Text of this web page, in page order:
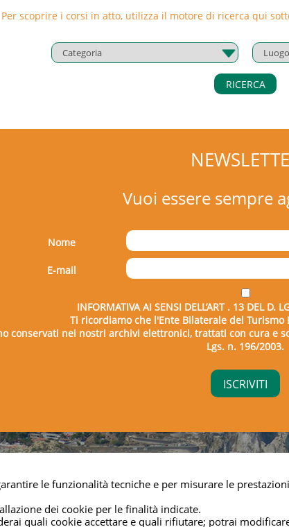
Per scoprire i corsi in atto, utilizza il motore di ricerca qui
RICERCA
Vuoi essere sempre
Nome
E-mail
INFORMATIVA AI SENSI DELL’ART . 13 DEL D.
Ti ricordiamo che l'Ente Bilaterale del
conservati nei nostri archivi elettronici, trattati con cura e
Lgs. n. 196/2003.
Privacy & cookie
le funzionalità tecniche e per misurare le
dei cookie per le finalità indicate.
quali cookie accettare e quali rifiutare; potrai